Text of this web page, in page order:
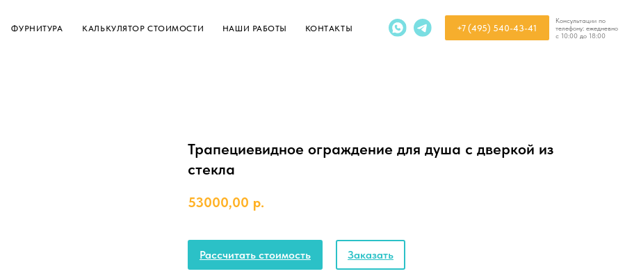
КОНТАКТЫ
НАШИ РАБОТЫ
КАЛЬКУЛЯТОР СТОИМОСТИ
Консультации по
телефону: ежедневно
с 10:00 до 18:00
+7 (495) 540-43-41
Трапециевидное ограждение для душа с дверкой из
стекла
53000,00 р.
Рассчитать стоимость Заказать